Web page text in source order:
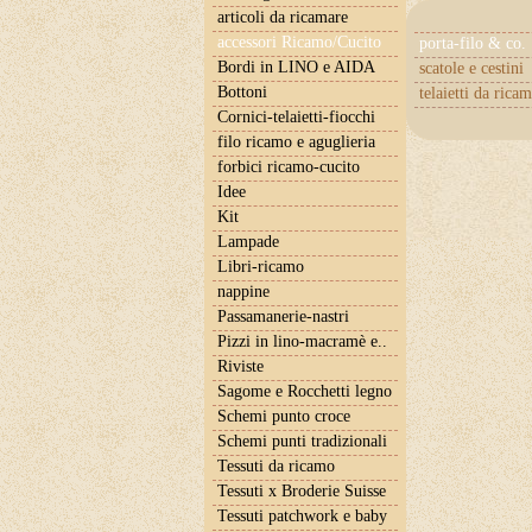
articoli da ricamare
accessori Ricamo/Cucito
porta-filo & co.
scatole e cestini
telaietti da
Bordi in LINO e AIDA
Bottoni
Cornici-telaietti-fiocchi
filo ricamo e aguglieria
forbici ricamo-cucito
Idee
Kit
Lampade
Libri-ricamo
nappine
Passamanerie-nastri
Pizzi in lino-macramè e..
Riviste
Sagome e Rocchetti legno
Schemi punto croce
Schemi punti tradizionali
Tessuti da ricamo
Tessuti x Broderie Suisse
Tessuti patchwork e baby